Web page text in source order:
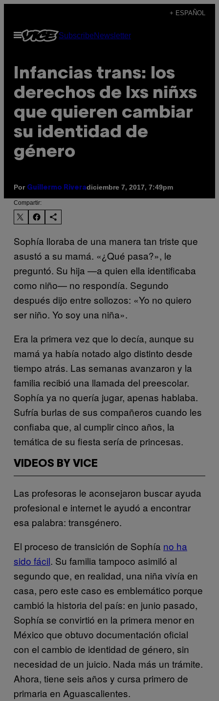
contenido
+ ESPAÑOL
Abrir
Menú
SubscribeNewsletter
Infancias trans: los
derechos de lxs niñxs
que quieren cambiar
su identidad de
género
Por Guillermo Riveradiciembre 7, 2017, 7:49pm
Compartir:
Sophía lloraba de una manera tan triste que
asustó a su mamá. «¿Qué pasa?», le
preguntó. Su hija —a quien ella identificaba
como niño— no respondía. Segundo
después dijo entre sollozos: «Yo no quiero
ser niño. Yo soy una niña».
Era la primera vez que lo decía, aunque su
mamá ya había notado algo distinto desde
tiempo atrás. Las semanas avanzaron y la
familia recibió una llamada del preescolar.
Sophía ya no quería jugar, apenas hablaba.
Sufría burlas de sus compañeros cuando les
confiaba que, al cumplir cinco años, la
temática de su fiesta sería de princesas.
VIDEOS BY VICE
Las profesoras le aconsejaron buscar ayuda
profesional e internet le ayudó a encontrar
esa palabra: transgénero.
El proceso de transición de Sophía no ha
sido fácil. Su familia tampoco asimiló al
segundo que, en realidad, una niña vivía en
casa, pero este caso es emblemático porque
cambió la historia del país: en junio pasado,
Sophía se convirtió en la primera menor en
México que obtuvo documentación oficial
con el cambio de identidad de género, sin
necesidad de un juicio. Nada más un trámite.
Ahora, tiene seis años y cursa primero de
primaria en Aguascalientes.